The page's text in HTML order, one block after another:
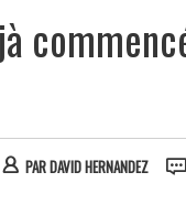
PARDAVID HERNANDEZ